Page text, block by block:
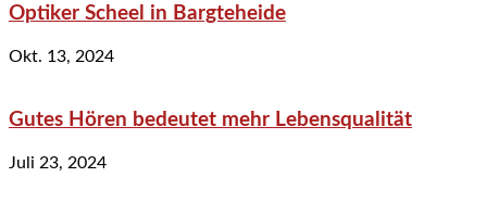
Optiker Scheel in Bargteheide
Okt. 13, 2024
Gutes Hören bedeutet mehr Lebensqualität
Juli 23, 2024